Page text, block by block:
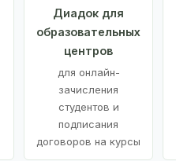
Диадок для
образовательных
центров
для онлайн-
зачисления
студентов и
подписания
договоров на курсы